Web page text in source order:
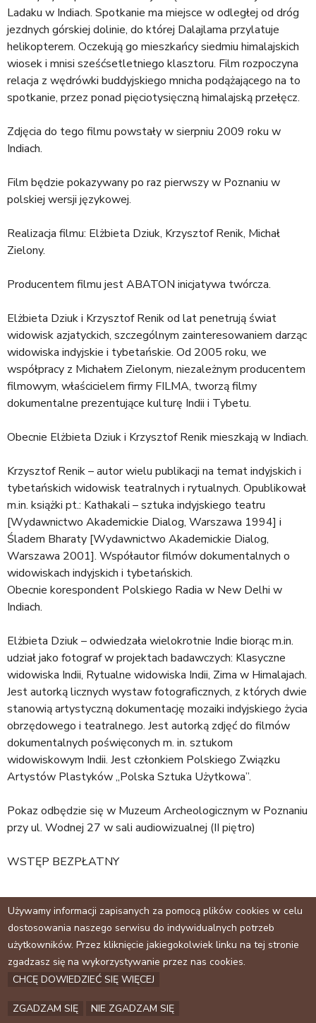
Ladaku w Indiach. Spotkanie ma miejsce w odległej od dróg
jezdnych górskiej dolinie, do której Dalajlama przylatuje
helikopterem. Oczekują go mieszkańcy siedmiu himalajskich
wiosek i mnisi sześćsetletniego klasztoru. Film rozpoczyna
relacja z wędrówki buddyjskiego mnicha podążającego na to
spotkanie, przez ponad pięciotysięczną himalajską przełęcz.
Zdjęcia do tego filmu powstały w sierpniu 2009 roku w
Indiach.
Film będzie pokazywany po raz pierwszy w Poznaniu w
polskiej wersji językowej.
Realizacja filmu: Elżbieta Dziuk, Krzysztof Renik, Michał
Zielony.
Producentem filmu jest ABATON inicjatywa twórcza.
Elżbieta Dziuk i Krzysztof Renik od lat penetrują świat
widowisk azjatyckich, szczególnym zainteresowaniem darząc
widowiska indyjskie i tybetańskie. Od 2005 roku, we
współpracy z Michałem Zielonym, niezależnym producentem
filmowym, właścicielem firmy FILMA, tworzą filmy
dokumentalne prezentujące kulturę Indii i Tybetu.
Obecnie Elżbieta Dziuk i Krzysztof Renik mieszkają w Indiach.
Krzysztof Renik – autor wielu publikacji na temat indyjskich i
tybetańskich widowisk teatralnych i rytualnych. Opublikował
m.in. książki pt.: Kathakali – sztuka indyjskiego teatru
[Wydawnictwo Akademickie Dialog, Warszawa 1994] i
Śladem Bharaty [Wydawnictwo Akademickie Dialog,
Warszawa 2001]. Współautor filmów dokumentalnych o
widowiskach indyjskich i tybetańskich.
Obecnie korespondent Polskiego Radia w New Delhi w
Indiach.
Elżbieta Dziuk – odwiedzała wielokrotnie Indie biorąc m.in.
udział jako fotograf w projektach badawczych: Klasyczne
widowiska Indii, Rytualne widowiska Indii, Zima w Himalajach.
Jest autorką licznych wystaw fotograficznych, z których dwie
stanowią artystyczną dokumentację mozaiki indyjskiego życia
obrzędowego i teatralnego. Jest autorką zdjęć do filmów
dokumentalnych poświęconych m. in. sztukom
widowiskowym Indii. Jest członkiem Polskiego Związku
Artystów Plastyków „Polska Sztuka Użytkowa”.
Pokaz odbędzie się w Muzeum Archeologicznym w Poznaniu
przy ul. Wodnej 27 w sali audiowizualnej (II piętro)
WSTĘP BEZPŁATNY
Tagi:wydarzenia
Facebook
Archiwum
Kontakt
Używamy informacji zapisanych za pomocą plików cookies w celu
dostosowania naszego serwisu do indywidualnych potrzeb
użytkowników. Przez kliknięcie jakiegokolwiek linku na tej stronie
zgadzasz się na wykorzystywanie przez nas cookies.
CHCĘ DOWIEDZIEĆ SIĘ WIĘCEJ
ZGADZAM SIĘ NIE ZGADZAM SIĘ